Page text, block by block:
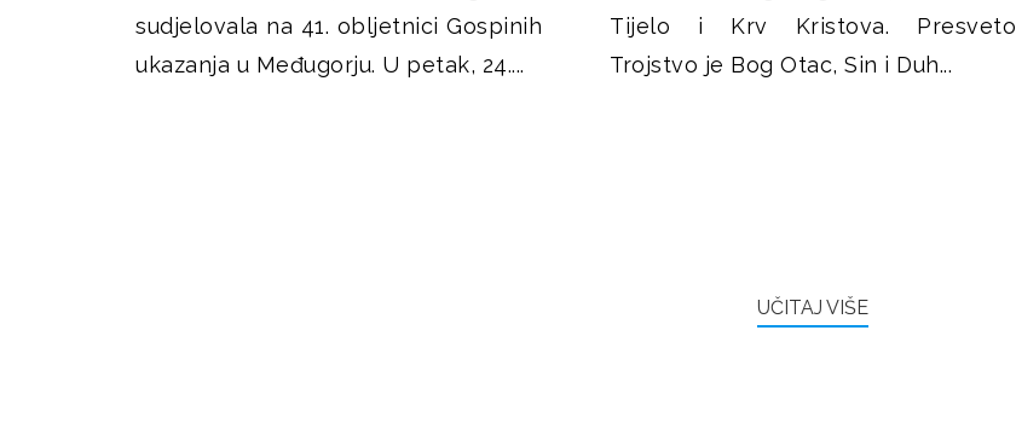
sudjelovala na 41. obljetnici Gospinih
ukazanja u Međugorju. U petak, 24....
Tijelo i Krv Kristova. Presveto
Trojstvo je Bog Otac, Sin i Duh...
UČITAJ VIŠE